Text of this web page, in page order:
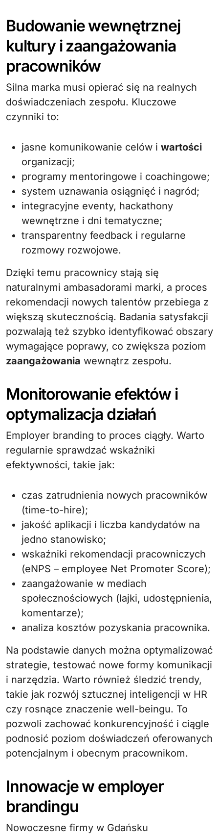
Budowanie wewnętrznej
kultury i zaangażowania
pracowników
Silna marka musi opierać się na realnych
doświadczeniach zespołu. Kluczowe
czynniki to:
jasne komunikowanie celów i wartości
organizacji;
programy mentoringowe i coachingowe;
system uznawania osiągnięć i nagród;
integracyjne eventy, hackathony
wewnętrzne i dni tematyczne;
transparentny feedback i regularne
rozmowy rozwojowe.
Dzięki temu pracownicy stają się
naturalnymi ambasadorami marki, a proces
rekomendacji nowych talentów przebiega z
większą skutecznością. Badania satysfakcji
pozwalają też szybko identyfikować obszary
wymagające poprawy, co zwiększa poziom
zaangażowania wewnątrz zespołu.
Monitorowanie efektów i
optymalizacja działań
Employer branding to proces ciągły. Warto
regularnie sprawdzać wskaźniki
efektywności, takie jak:
czas zatrudnienia nowych pracowników
(time-to-hire);
jakość aplikacji i liczba kandydatów na
jedno stanowisko;
wskaźniki rekomendacji pracowniczych
(eNPS – employee Net Promoter Score);
zaangażowanie w mediach
społecznościowych (lajki, udostępnienia,
komentarze);
analiza kosztów pozyskania pracownika.
Na podstawie danych można optymalizować
strategie, testować nowe formy komunikacji
i narzędzia. Warto również śledzić trendy,
takie jak rozwój sztucznej inteligencji w HR
czy rosnące znaczenie well-beingu. To
pozwoli zachować konkurencyjność i ciągle
podnosić poziom doświadczeń oferowanych
potencjalnym i obecnym pracownikom.
Innowacje w employer
brandingu
Nowoczesne firmy w Gdańsku